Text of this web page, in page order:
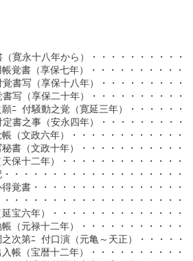
寛永十八年から）・・・・・・・・・・
覚書（享保七年）・・・・・・・・・・
書写（享保十八年）・・・・・・・・・
写（享保二十年）・・・・・・・・・・
ﾆ 付騒動之覚（寛延三年）・・・・・・
書之事（安永四年）・・・・・・・・・
（文政六年）・・・・・・・・・・・・
書（文政十年）・・・・・・・・・・・
保十二年）・・・・・・・・・・・・・
・・・・・・・・・・・・・・・・・・
覚書・・・・・・・・・・・・・・・・
・・・・・・・・・・・・・・・・・・
宝六年）・・・・・・・・・・・・・・
（元禄十二年）・・・・・・・・・・・
次第ﾆ 付口演（元亀～天正）・・・・・
帳（宝暦十二年）・・・・・・・・・・